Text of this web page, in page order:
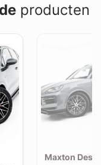
producten
Maxton